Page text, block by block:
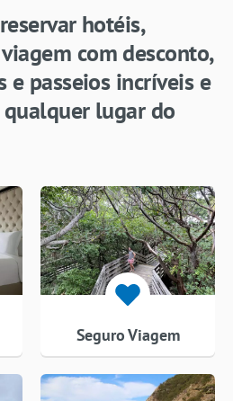
hotéis,
com desconto,
e passeios incríveis e
lugar do
Seguro Viagem